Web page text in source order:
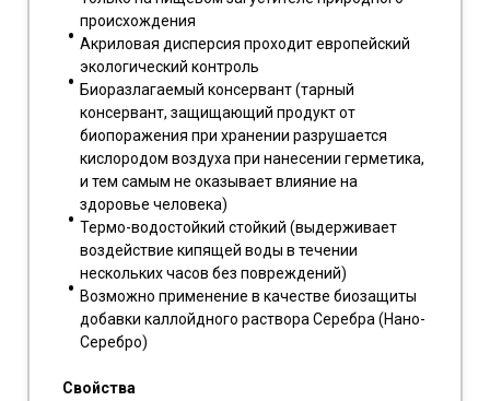
происхождения
Акриловая дисперсия проходит европейский
экологический контроль
Биоразлагаемый консервант (тарный
консервант, защищающий продукт от
биопоражения при хранении разрушается
кислородом воздуха при нанесении герметика,
и тем самым не оказывает влияние на
здоровье человека)
Термо-водостойкий стойкий (выдерживает
воздействие кипящей воды в течении
нескольких часов без повреждений)
Возможно применение в качестве биозащиты
добавки каллойдного раствора Серебра (Нано-
Серебро)
Свойства